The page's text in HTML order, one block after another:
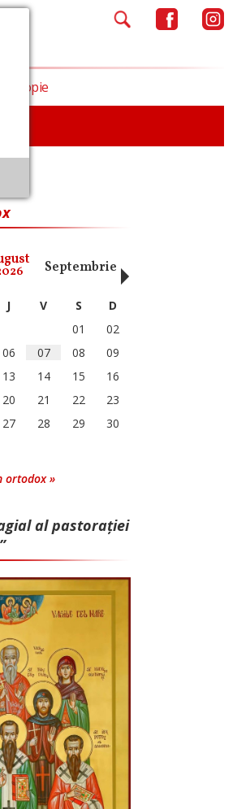
Septembrie Octombrie
J V S
D
01
02
06 07 08
09
13 14 15
16
20 21 22
23
27 28 29
30
ortodox »
al pastorației